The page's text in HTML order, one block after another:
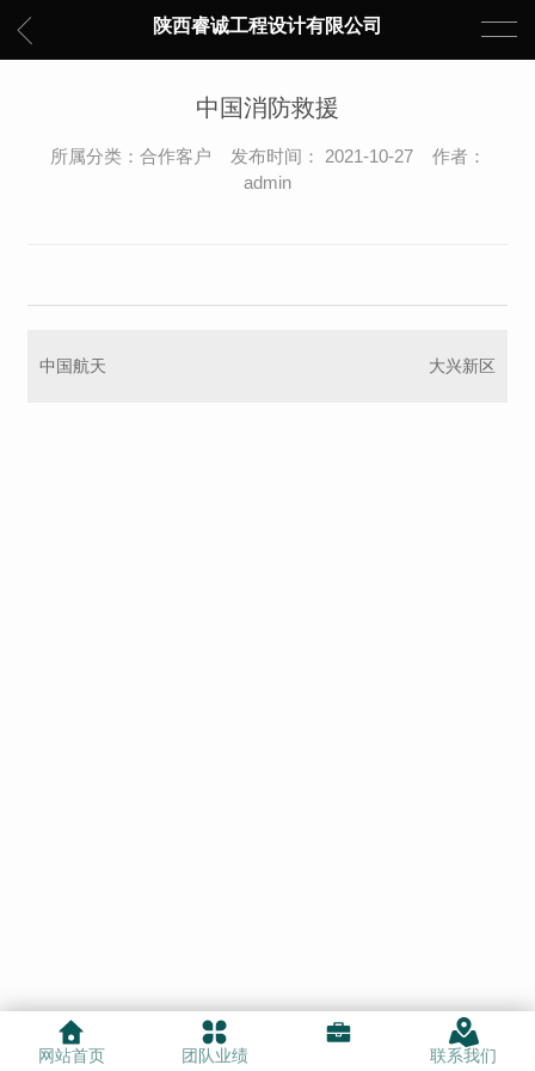
陕西睿诚工程设计有限公司
中国消防救援
所属分类：合作客户 发布时间： 2021-10-27 作者：
admin
中国航天 大兴新区
网站首页 团队业绩 联系我们